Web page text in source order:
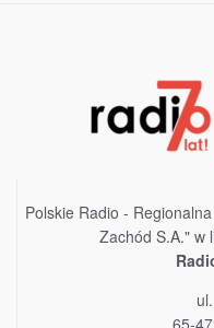
Polskie Radio -
Zachód S.A." w